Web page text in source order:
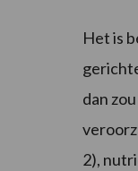
Het is
dan
2),